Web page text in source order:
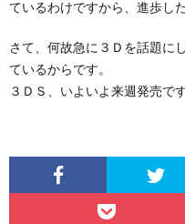
ているわけですから、進歩し
さて、何故急に３Ｄを話題に
ているからです。
３ＤＳ、いよいよ来週発売で